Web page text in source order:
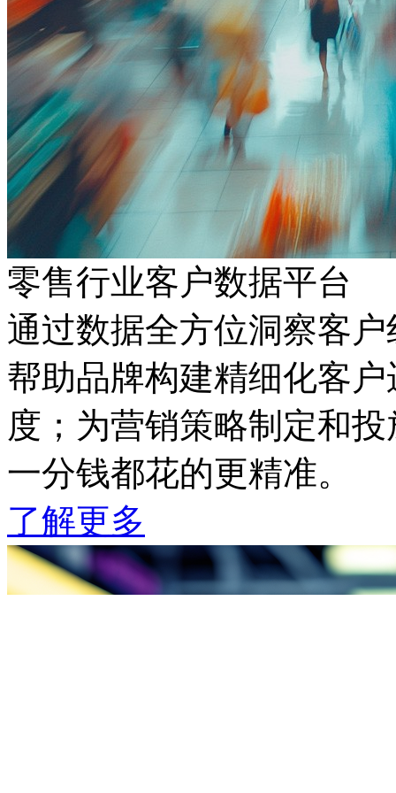
零售行业客户数据平台
通过数据全方位洞察客户
帮助品牌构建精细化客户
度；为营销策略制定和投
一分钱都花的更精准。
了解更多